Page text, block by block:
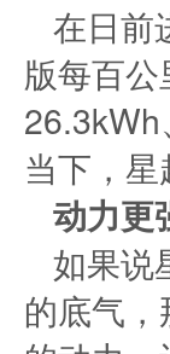
在日前
版每百
当下，
动力更
如果说
的底气